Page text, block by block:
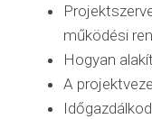
működési
Hogyan
A